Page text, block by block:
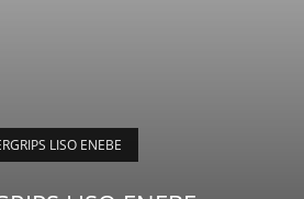
LISO ENEBE